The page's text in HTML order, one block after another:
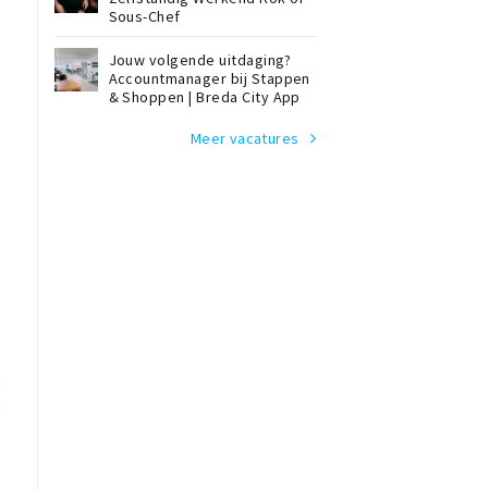
Sous-Chef
Jouw volgende uitdaging?
Accountmanager bij Stappen
& Shoppen | Breda City App
Meer vacatures